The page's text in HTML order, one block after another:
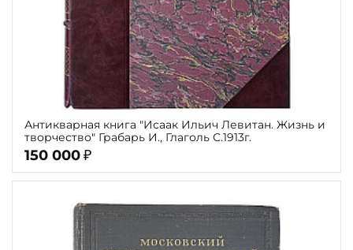
Антикварная книга "Исаак Ильич Левитан. Жизнь и
творчество" Грабарь И., Глаголь С.1913г.
150 000 ₽